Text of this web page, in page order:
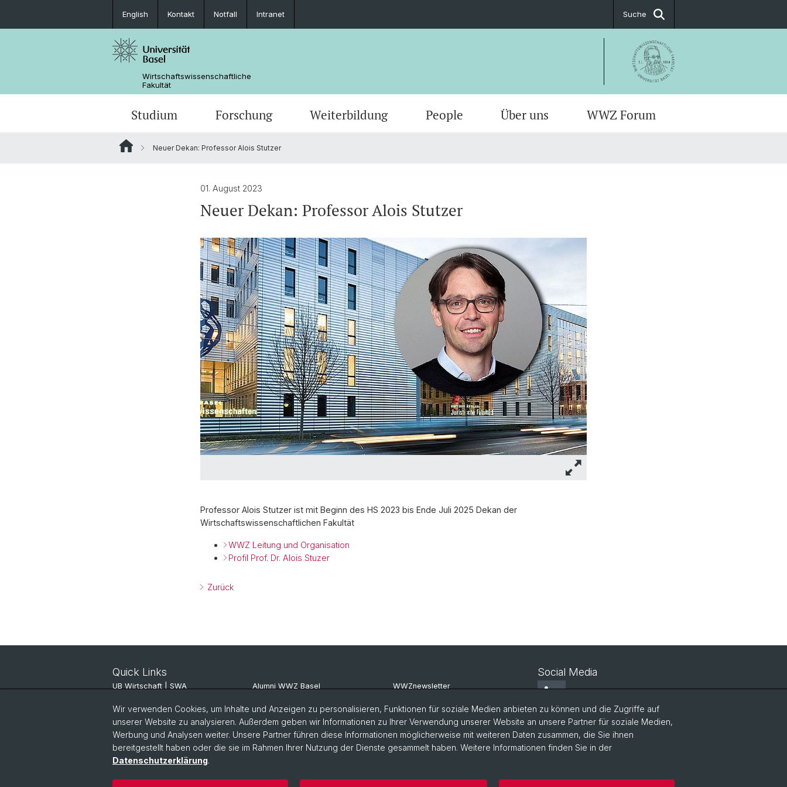
English Kontakt Notfall Intranet Suche
Wirtschaftswissenschaftliche
Fakultät
Studium Forschung Weiterbildung People Über uns WWZ Forum
Neuer Dekan: Professor Alois Stutzer
01. August 2023
Neuer Dekan: Professor Alois Stutzer
Professor Alois Stutzer ist mit Beginn des HS 2023 bis Ende Juli 2025 Dekan der
Wirtschaftswissenschaftlichen Fakultät
WWZ Leitung und Organisation
Profil Prof. Dr. Alois Stuzer
Zurück
Quick Links
UB Wirtschaft | SWA
ITSC JBH
Alumni WWZ Basel
Alumni Basel
SVG Basel
WWZnewsletter
RealWWZ
Fachgruppe WiWi
Social Media
Youtube
Wir verwenden Cookies, um Inhalte und Anzeigen zu personalisieren, Funktionen für soziale Medien anbieten zu können und die Zugriffe auf
unserer Website zu analysieren. Außerdem geben wir Informationen zu Ihrer Verwendung unserer Website an unsere Partner für soziale Medien,
Werbung und Analysen weiter. Unsere Partner führen diese Informationen möglicherweise mit weiteren Daten zusammen, die Sie ihnen
bereitgestellt haben oder die sie im Rahmen Ihrer Nutzung der Dienste gesammelt haben. Weitere Informationen finden Sie in der
Datenschutzerklärung.